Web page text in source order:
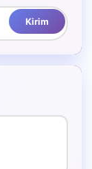
Kirim